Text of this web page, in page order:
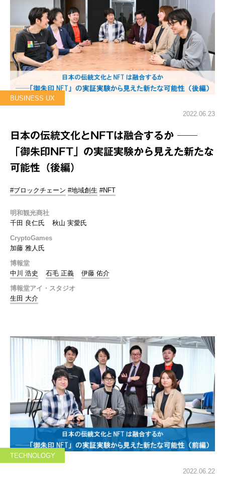
BUSINESS UX
2022.06.23
日本の伝統文化とNFTは融合するか ──
「御朱印NFT」の実証実験から見えた新たな
可能性（後編）
#ブロックチェーン #地域創生 #NFT
明和観光商社
千田 良仁氏
秋山 実愛氏
CryptoGames
加藤 雅人氏
博報堂
中川 浩史
石毛 正義
伊藤 佑介
博報堂アイ・スタジオ
生田 大介
TECHNOLOGY
2022.06.22